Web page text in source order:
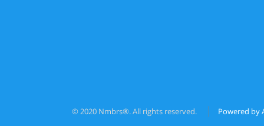
© 2020 Nmbrs®. All rights reserved. Powered by